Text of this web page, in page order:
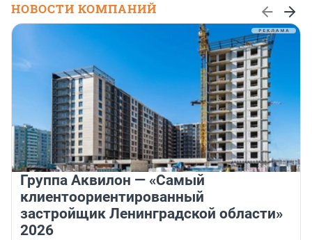
НОВОСТИ КОМПАНИЙ
Группа Аквилон — «Самый
клиентоориентированный
застройщик Ленинградской области»
2026